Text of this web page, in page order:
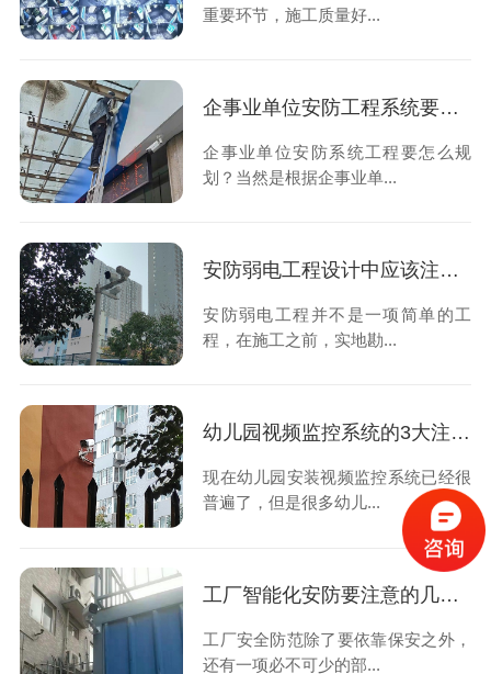
重要环节，施工质量好...
企事业单位安防工程系统要怎么规划？根据实际情况区别对待
企事业单位安防系统工程要怎么规
划？当然是根据企事业单...
安防弱电工程设计中应该注意的3个问题你知道吗？
安防弱电工程并不是一项简单的工
程，在施工之前，实地勘...
幼儿园视频监控系统的3大注意事项，你知道吗？
现在幼儿园安装视频监控系统已经很
普遍了，但是很多幼儿...
工厂智能化安防要注意的几个方面，快来了解一下吧！
工厂安全防范除了要依靠保安之外，
还有一项必不可少的部...